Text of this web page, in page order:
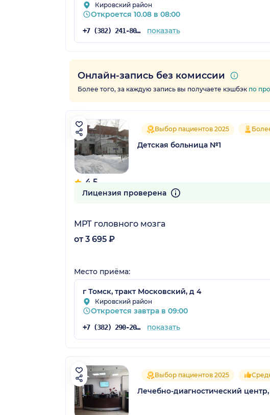
Кировский район
Откроется 10.08 в 08:00
+7 (382) 241-80-60 показать
Онлайн-запись без комиссии
Более того, за каждую запись вы получаете кэшбэк по
4.5
47 отзывов
Выбор пациентов 2025
Детская больница №1
Лицензия проверена
МРТ головного мозга
от 3 695 ₽
Место приёма:
г Томск, тракт Московский, д 4
Кировский район
Откроется завтра в 09:00
+7 (382) 290-20-11 показать
Выбор пациентов 2025
Лечебно-диагностический